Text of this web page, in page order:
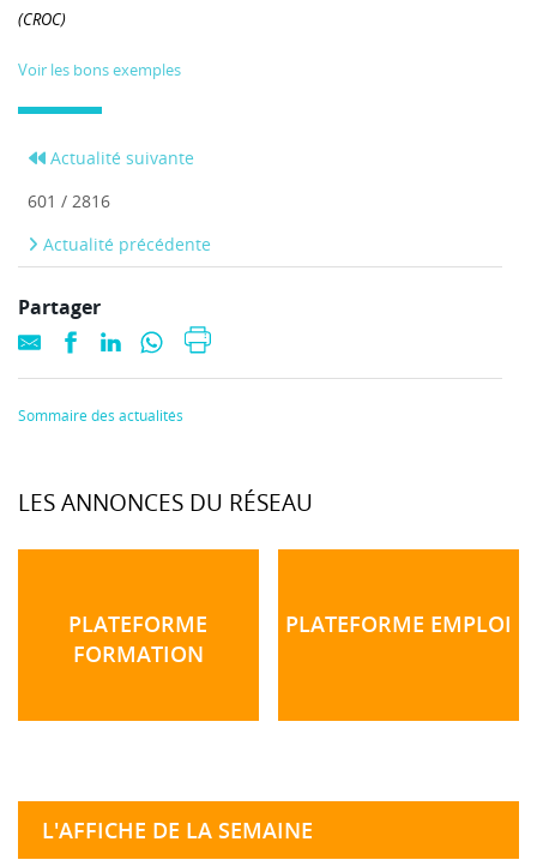
(CROC)
Voir les bons exemples
Actualité suivante
601 / 2816
Actualité précédente
Partager
Sommaire des actualités
LES ANNONCES DU RÉSEAU
PLATEFORME
FORMATION
PLATEFORME EMPLOI
L'AFFICHE DE LA SEMAINE